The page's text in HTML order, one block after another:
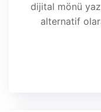
dijital mönü
alternatif